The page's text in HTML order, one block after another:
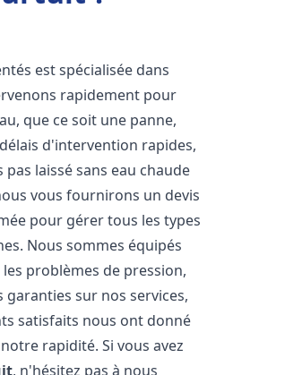
est spécialisée dans
rapidement pour
que ce soit une panne,
d'intervention rapides,
laissé sans eau chaude
vous fournirons un devis
pour gérer tous les types
Nous sommes équipés
problèmes de pression,
sur nos services,
satisfaits nous ont donné
rapidité. Si vous avez
, n'hésitez pas à nous